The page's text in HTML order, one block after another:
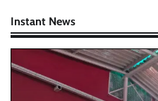
Instant News